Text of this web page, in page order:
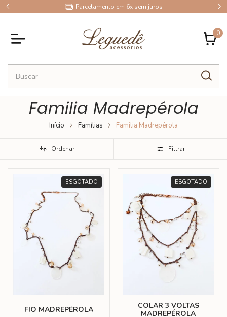
Parcelamento em 6x sem juros
0
Familia Madrepérola
Início Famílias Familia Madrepérola
Ordenar Filtrar
ESGOTADO
FIO MADREPÉROLA
ESGOTADO
COLAR 3 VOLTAS
MADREPÉROLA